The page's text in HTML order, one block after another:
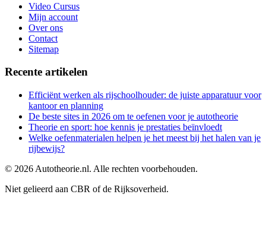
Video Cursus
Mijn account
Over ons
Contact
Sitemap
Recente artikelen
Efficiënt werken als rijschoolhouder: de juiste apparatuur voor
kantoor en planning
De beste sites in 2026 om te oefenen voor je autotheorie
Theorie en sport: hoe kennis je prestaties beïnvloedt
Welke oefenmaterialen helpen je het meest bij het halen van je
rijbewijs?
© 2026 Autotheorie.nl. Alle rechten voorbehouden.
Niet gelieerd aan CBR of de Rijksoverheid.